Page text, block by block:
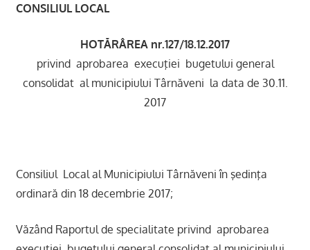
CONSILIUL LOCAL
HOTĂRÂREA nr.127/18.12.2017
privind aprobarea execuţiei bugetului general
consolidat al municipiului Târnăveni la data de 30.11.
2017
Consiliul Local al Municipiului Târnăveni în şedinţa
ordinară din 18 decembrie 2017;
Văzând Raportul de specialitate privind aprobarea